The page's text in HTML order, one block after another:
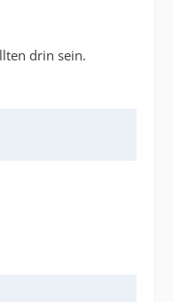
drin sein.